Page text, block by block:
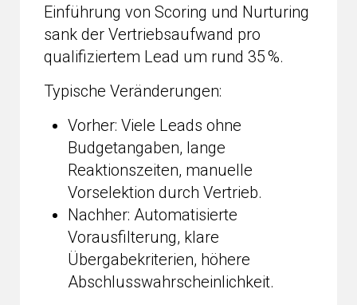
Einführung von Scoring und Nurturing
sank der Vertriebsaufwand pro
qualifiziertem Lead um rund 35 %.
Typische Veränderungen:
Vorher: Viele Leads ohne
Budgetangaben, lange
Reaktionszeiten, manuelle
Vorselektion durch Vertrieb.
Nachher: Automatisierte
Vorausfilterung, klare
Übergabekriterien, höhere
Abschlusswahrscheinlichkeit.